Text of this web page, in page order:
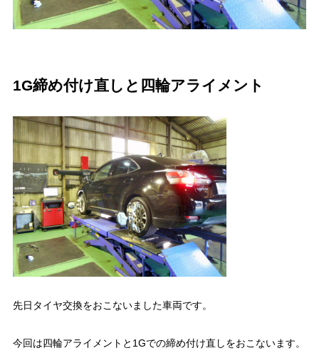
1G締め付け直しと四輪アライメント
先日タイヤ交換をおこないました車両です。
今回は四輪アライメントと1Gでの締め付け直しをおこないます。